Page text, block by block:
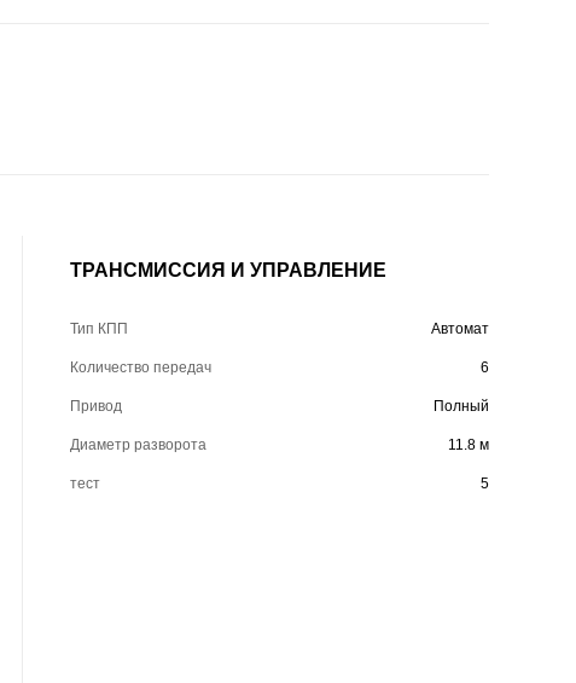
ТРАНСМИССИЯ И УПРАВЛЕНИЕ
Тип КПП Автомат
Количество передач 6
Привод Полный
Диаметр разворота 11.8 м
тест 5